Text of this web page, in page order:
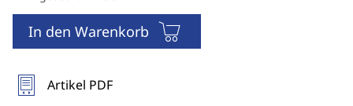
In den Warenkorb
Artikel PDF